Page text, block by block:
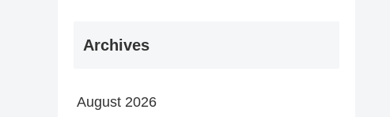
Archives
August 2026